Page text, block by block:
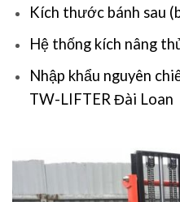
Kích thước bánh sau
Hệ thống kích nâng
Nhập khẩu nguyên
TW-LIFTER Đài Loan